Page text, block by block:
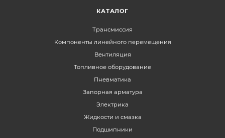
КАТАЛОГ
Трансмиссия
Компоненты линейного перемещения
Вентиляция
Топливное оборудование
Пневматика
Запорная арматура
Электрика
Жидкости и смазка
Подшипники